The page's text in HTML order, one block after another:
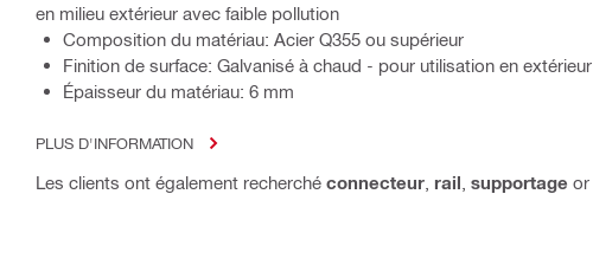
en milieu extérieur avec faible pollution
Composition du matériau: Acier Q355 ou supérieur
Finition de surface: Galvanisé à chaud - pour utilisation en extérieur
Épaisseur du matériau: 6 mm
PLUS D'INFORMATION
Les clients ont également recherché connecteur rail supportage or